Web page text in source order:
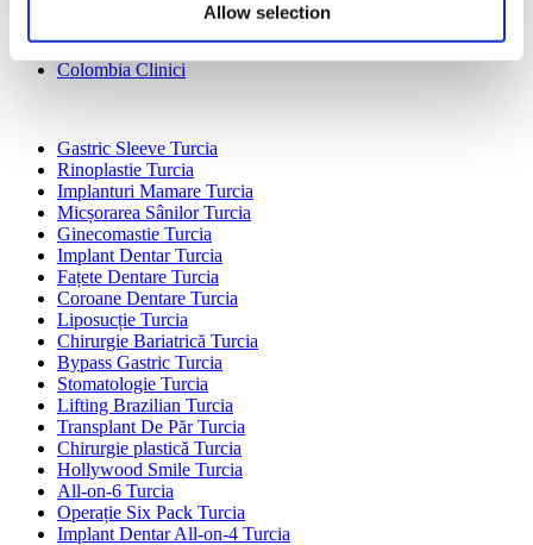
Allow selection
Hungary Clinici
Colombia Clinici
Gastric Sleeve Turcia
Rinoplastie Turcia
Implanturi Mamare Turcia
Micșorarea Sânilor Turcia
Ginecomastie Turcia
Implant Dentar Turcia
Fațete Dentare Turcia
Coroane Dentare Turcia
Liposucție Turcia
Chirurgie Bariatrică Turcia
Bypass Gastric Turcia
Stomatologie Turcia
Lifting Brazilian Turcia
Transplant De Păr Turcia
Chirurgie plastică Turcia
Hollywood Smile Turcia
All-on-6 Turcia
Operație Six Pack Turcia
Implant Dentar All-on-4 Turcia